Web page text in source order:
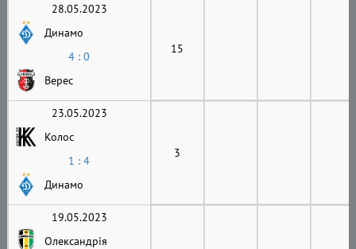
28.05.2023
Динамо
4 : 0
Верес
15
23.05.2023
Колос
1 : 4
Динамо
3
19.05.2023
Олександрія